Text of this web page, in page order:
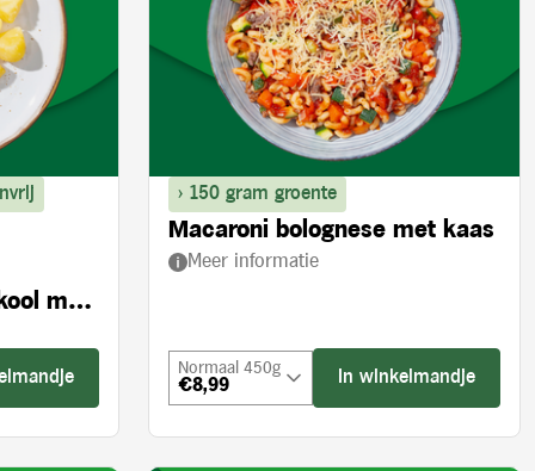
met
> 150 gram groente
Macaroni bolognese met kaas
Meer informatie
Normaal 450g
€8,99 In winkelmandje